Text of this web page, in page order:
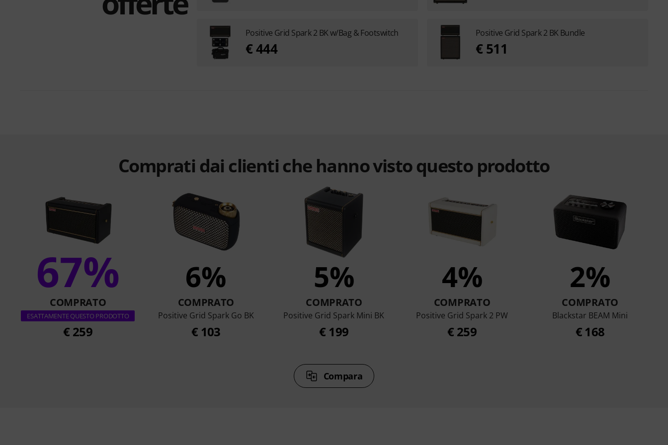
Positive Grid Spark 2 BK w/Bag & Footswitch
€ 444
Positive Grid Spark 2 BK Bundle
€ 511
Comprati dai clienti che hanno visto questo prodotto
67%
COMPRATO
ESATTAMENTE QUESTO PRODOTTO
€ 259
6%
COMPRATO
Positive Grid Spark Go BK
€ 103
5%
COMPRATO
Positive Grid Spark Mini BK
€ 199
4%
COMPRATO
Positive Grid Spark 2 PW
€ 259
2%
COMPRATO
Blackstar BEAM Mini
€ 168
Compara